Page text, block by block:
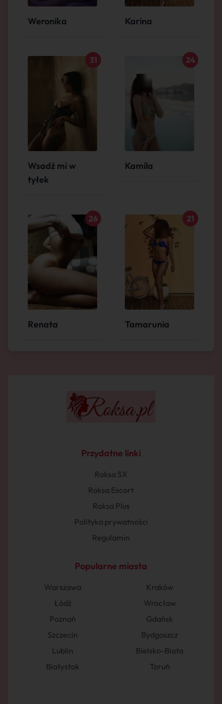
Weronika Karina
Wsadź mi w
tyłek
31
Kamila
24
Renata
26
Tamarunia
21
Przydatne linki
Roksa SX
Roksa Escort
Roksa Plus
Polityka prywatności
Regulamin
Popularne miasta
Warszawa
Kraków
Łódź
Wrocław
Poznań
Gdańsk
Szczecin
Bydgoszcz
Lublin
Bielsko-Biała
Białystok
Toruń